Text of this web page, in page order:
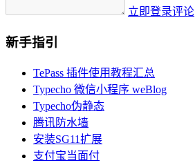
立即登录评论
新手指引
TePass 插件使用教程汇总
Typecho 微信小程序 weBlog
Typecho伪静态
腾讯防水墙
安装SG11扩展
支付宝当面付